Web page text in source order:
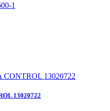
13020722